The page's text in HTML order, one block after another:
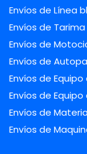
Envíos de Línea
Envíos de Tarima
Envíos de
Envíos de
Envíos de
Envíos de
Envíos de
Envíos de